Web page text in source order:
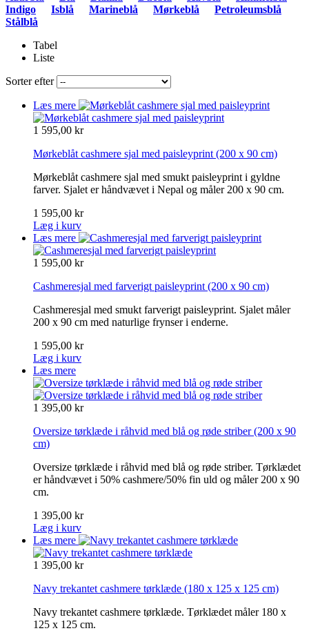
Indigo
Isblå Marineblå Mørkeblå
Petroleumsblå
Stålblå
Tabel
Liste
Sorter efter
Læs mere
1 595,00 kr
Mørkeblåt cashmere sjal med paisleyprint (200 x 90 cm)
Mørkeblåt cashmere sjal med smukt paisleyprint i gyldne
farver. Sjalet er håndvævet i Nepal og måler 200 x 90 cm.
1 595,00 kr
Læg i kurv
Læs mere
1 595,00 kr
Cashmeresjal med farverigt paisleyprint (200 x 90 cm)
Cashmeresjal med smukt farverigt paisleyprint. Sjalet måler
200 x 90 cm med naturlige frynser i enderne.
1 595,00 kr
Læg i kurv
Læs mere
1 395,00 kr
Oversize tørklæde i råhvid med blå og røde striber(200 x 90
cm)
Oversize tørklæde i råhvid med blå og røde striber. Tørklædet
er håndvævet i 50% cashmere/50% fin uld og måler 200 x 90
cm.
1 395,00 kr
Læg i kurv
Læs mere
1 395,00 kr
Navy trekantet cashmere tørklæde (180 x 125 x 125 cm)
Navy trekantet cashmere tørklæde. Tørklædet måler 180 x
125 x 125 cm.